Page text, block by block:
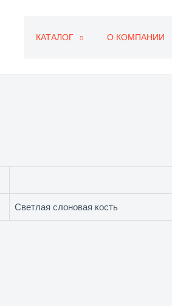
КАТАЛОГ О КОМПАНИИ
Светлая слоновая кость